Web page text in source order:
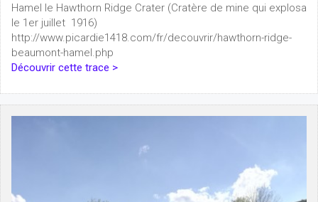
Hamel le Hawthorn Ridge Crater (Cratère de mine qui explosa
le 1er juillet 1916)
http://www.picardie1418.com/fr/decouvrir/hawthorn-ridge-
beaumont-hamel.php
Découvrir cette trace >